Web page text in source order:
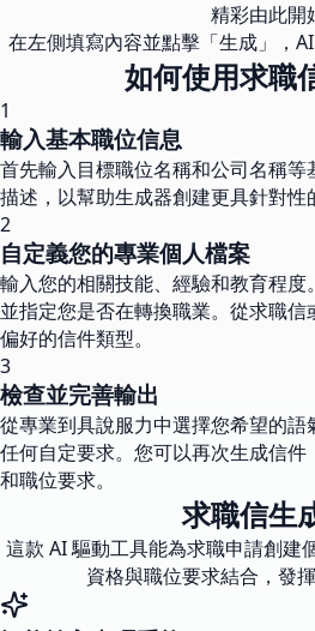
精彩由此開
在左側填寫內容並點擊「生成」，
如何使用求職
1
輸入基本職位信息
首先輸入目標職位名稱和公司名稱
描述，以幫助生成器創建更具針對性
2
自定義您的專業個人檔案
輸入您的相關技能、經驗和教育程度
並指定您是否在轉換職業。從求職
偏好的信件類型。
3
檢查並完善輸出
從專業到具說服力中選擇您希望的
任何自定要求。您可以再次生成信
和職位要求。
求職信生
這款 AI 驅動工具能為求職申請創建
資格與職位要求結合，發